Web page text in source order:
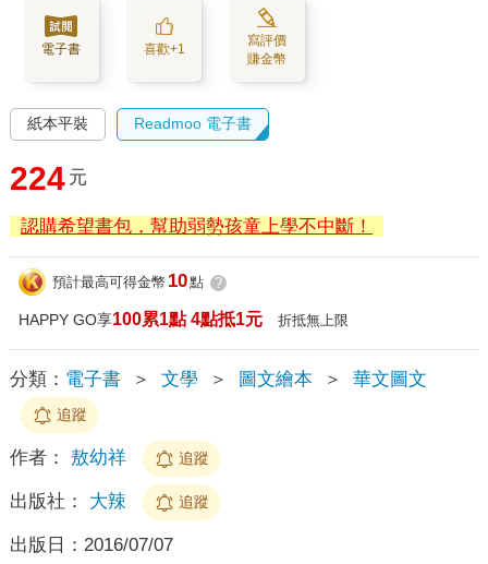
電子書 喜歡+1
寫評價
賺金幣
紙本平裝 Readmoo 電子書
224 元
認購希望書包，幫助弱勢孩童上學不中斷！
預計最高可得金幣 10點 ?
HAPPY GO享100累1點 4點抵1元 折抵無上限
分類： 電子書 ＞ 文學 ＞ 圖文繪本 ＞ 華文圖文
追蹤
作者： 敖幼祥 追蹤
出版社： 大辣 追蹤
出版日： 2016/07/07